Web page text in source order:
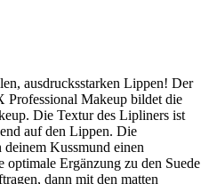
ausdrucksstarken Lippen! Der
Makeup bildet die
Die Textur des Lipliners ist
auf den Lippen. Die
Kussmund einen
optimale Ergänzung zu den Suede
dann mit den matten